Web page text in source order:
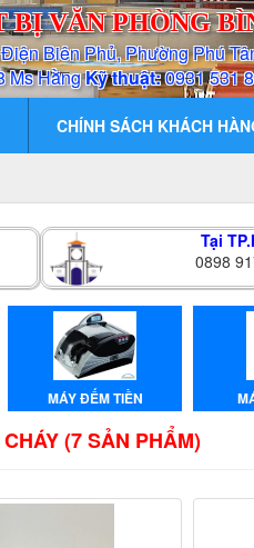
BỊ VĂN PHÒNG
Biên Phủ, Phường Phú
Ms HằngKỹ thuật:0931 531
CHÍNH SÁCH KHÁCH
Tại
0898
MÁY ĐẾM TIỀN
(7 SẢN PHẨM)